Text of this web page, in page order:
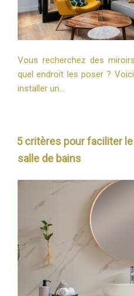
Vous recherchez des
quel endroit les poser ?
installer un…
5 critères pour faciliter le
salle de bains